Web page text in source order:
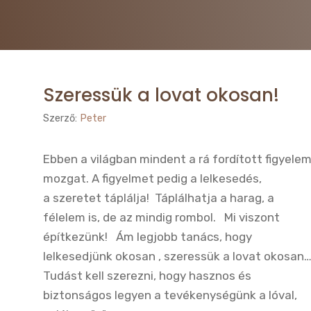
Szeressük a lovat okosan!
Szerző: Peter
Ebben a világban mindent a rá fordított figyelem
mozgat. A figyelmet pedig a lelkesedés,
a szeretet táplálja! Táplálhatja a harag, a
félelem is, de az mindig rombol. Mi viszont
építkezünk! Ám legjobb tanács, hogy
lelkesedjünk okosan , szeressük a lovat
Tudást kell szerezni, hogy hasznos és
biztonságos legyen a tevékenységünk a lóval,